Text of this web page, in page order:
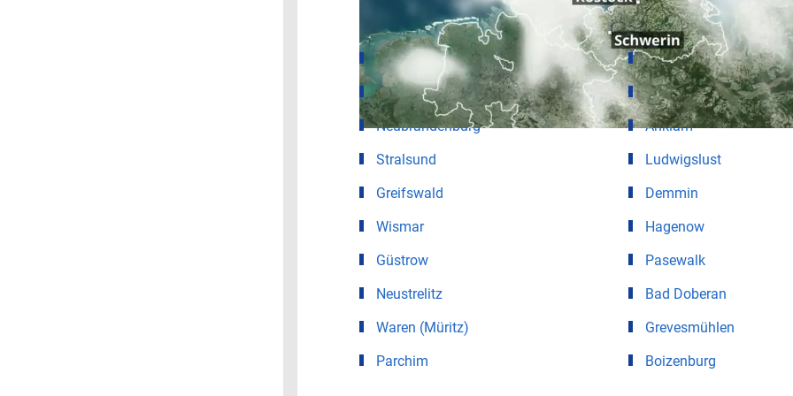
Wetter für Städte in Mecklenburg-
Rostock
Schwerin
Neubrandenburg
Stralsund
Greifswald
Wismar
Güstrow
Neustrelitz
Waren (Müritz)
Parchim
Ribnitz-Damgarten
Bergen auf Rügen
Anklam
Ludwigslust
Demmin
Hagenow
Pasewalk
Bad Doberan
Grevesmühlen
Boizenburg